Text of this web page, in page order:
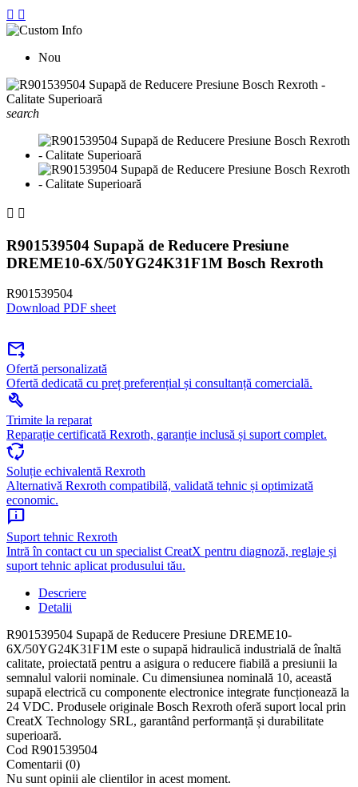
 
Nou
search
 
R901539504 Supapă de Reducere Presiune
DREME10-6X/50YG24K31F1M Bosch Rexroth
R901539504
Download PDF sheet
forward_to_inbox
Ofertă personalizată
Ofertă dedicată cu preț preferențial și consultanță comercială.
build
Trimite la reparat
Reparație certificată Rexroth, garanție inclusă și suport complet.
cycle
Soluție echivalentă Rexroth
Alternativă Rexroth compatibilă, validată tehnic și optimizată
economic.
chat_info
Suport tehnic Rexroth
Intră în contact cu un specialist CreatX pentru diagnoză, reglaje și
suport tehnic aplicat produsului tău.
Descriere
Detalii
R901539504 Supapă de Reducere Presiune DREME10-
6X/50YG24K31F1M este o supapă hidraulică industrială de înaltă
calitate, proiectată pentru a asigura o reducere fiabilă a presiunii la
semnalul valorii nominale. Cu dimensiunea nominală 10, această
supapă electrică cu componente electronice integrate funcționează la
24 VDC. Produsele originale Bosch Rexroth oferă suport local prin
CreatX Technology SRL, garantând performanță și durabilitate
superioară.
Cod R901539504
Comentarii (0)
Nu sunt opinii ale clientilor in acest moment.